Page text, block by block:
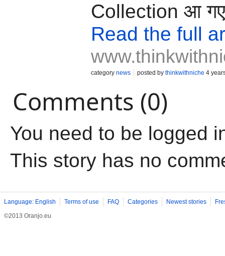
Collection आ
Read the full
category news posted by thinkwithniche 4
Comments (0)
You need to be logged
This story has no
Language: English Terms of use FAQ Categories Newest stories
©2013 Oranjo.eu